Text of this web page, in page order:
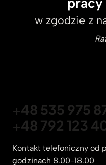
w zgodzie z
+48 535 975
+48 792 123
Kontakt telefoniczny od
godzinach 8.00-18.00